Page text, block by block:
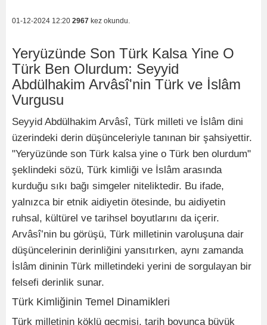
01-12-2024 12:20 2967 kez okundu.
Yeryüzünde Son Türk Kalsa Yine O
Türk Ben Olurdum: Seyyid
Abdülhakim Arvâsî'nin Türk ve İslâm
Vurgusu
Seyyid Abdülhakim Arvâsî, Türk milleti ve İslâm dini
üzerindeki derin düşünceleriyle tanınan bir şahsiyettir.
"Yeryüzünde son Türk kalsa yine o Türk ben olurdum"
şeklindeki sözü, Türk kimliği ve İslâm arasında
kurduğu sıkı bağı simgeler niteliktedir. Bu ifade,
yalnızca bir etnik aidiyetin ötesinde, bu aidiyetin
ruhsal, kültürel ve tarihsel boyutlarını da içerir.
Arvâsî’nin bu görüşü, Türk milletinin varoluşuna dair
düşüncelerinin derinliğini yansıtırken, aynı zamanda
İslâm dininin Türk milletindeki yerini de sorgulayan bir
felsefi derinlik sunar.
Türk Kimliğinin Temel Dinamikleri
Türk milletinin köklü geçmişi, tarih boyunca büyük